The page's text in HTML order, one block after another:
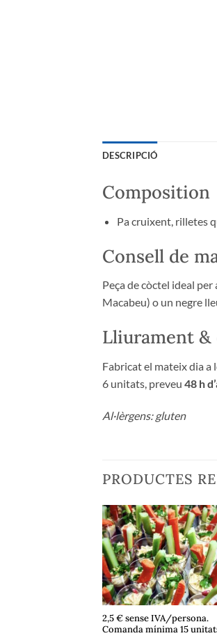
DESCRIPCIÓ
Composition
Pa cruixent, rilletes
Consell de
Peça de còctel ideal
Macabeu) o un negre
Lliurament &
Fabricat el mateix dia a
6 unitats, preveu 48 h
Al·lèrgens: gluten
PRODUCTES
2,5 € sense IVA/persona.
Comanda mínima 15